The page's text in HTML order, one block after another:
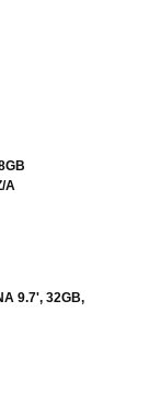
A
9.7', 32GB,